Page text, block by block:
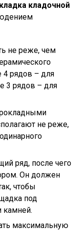
кладка кладочной
не реже, чем
4 рядов – для
3 рядов – для
не реже,
ряд, после чего
Он должен
чтобы
под
камней.
максимальную